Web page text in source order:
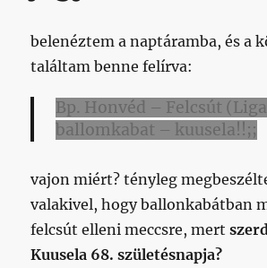
belenéztem a naptáramba, és a
találtam benne felírva:
Bp. Honvéd – Felcsút
ballomkabat – kuusela!!;;
vajon miért? tényleg
valakivel, hogy ballonkabátban
felcsút elleni meccsre, mert
Kuusela 68. születésnapja?